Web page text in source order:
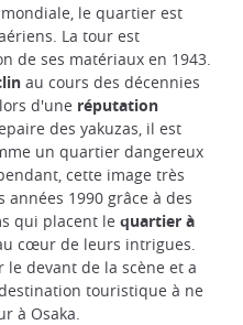
le quartier est
La tour est
de ses matériaux en 1943.
au cours des décennies
d'une réputation
des yakuzas, il est
un quartier dangereux
cette image très
1990 grâce à des
qui placent le quartier à
cœur de leurs intrigues.
devant de la scène et a
touristique à ne
à Osaka.